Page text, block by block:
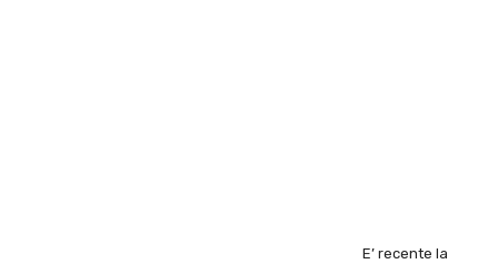
E’ recente la